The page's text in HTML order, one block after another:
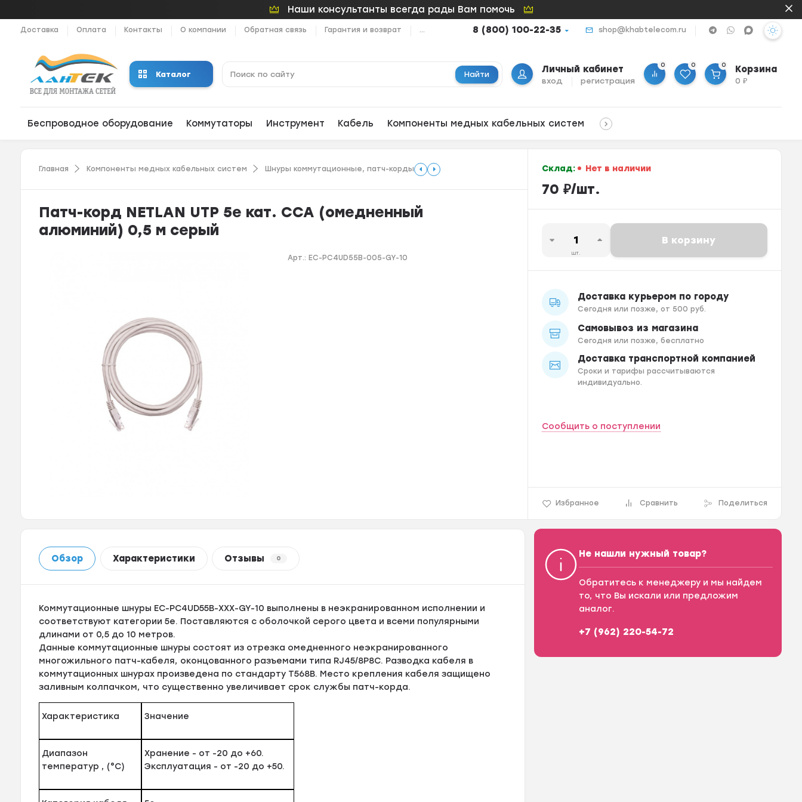
Наши консультанты всегда рады Вам помочь
Доставка Оплата Контакты О компании Обратная связь Гарантия и возврат ... 8 (800) 100-22-35 shop@khabtelecom.ru
Каталог Найти Личный кабинет
вход регистрация
0 0 0 Корзина
0₽
Беспроводное оборудование Коммутаторы Инструмент Кабель Компоненты медных кабельных систем
Главная Компоненты медных кабельных систем Шнуры коммутационные, патч-корды
Патч-корд NETLAN UTP 5e кат. CCA (омедненный
алюминий) 0,5 м серый
Арт.: EC-PC4UD55B-005-GY-10
Склад: Нет в наличии
70 ₽/шт.
шт.
В корзину
Доставка курьером по городу
Сегодня или позже, от 500 руб.
Самовывоз из магазина
Сегодня или позже, бесплатно
Доставка транспортной компанией
Сроки и тарифы рассчитываются
индивидуально.
Избранное Сравнить Поделиться
Сообщить о поступлении
Обзор Характеристики Отзывы 0
Коммутационные шнуры EC-PC4UD55B-XXX-GY-10 выполнены в неэкранированном исполнении и
соответствуют категории 5е. Поставляются с оболочкой серого цвета и всеми популярными
длинами от 0,5 до 10 метров.
Данные коммутационные шнуры состоят из отрезка омедненного неэкранированного
многожильного патч-кабеля, оконцованного разъемами типа RJ45/8P8C. Разводка кабеля в
коммутационных шнурах произведена по стандарту T568B. Место крепления кабеля защищено
заливным колпачком, что существенно увеличивает срок службы патч-корда.
Характеристика Значение
Диапазон
температур , (°C)
Хранение - от -20 до +60.
Эксплуатация - от -20 до +50.
Не нашли нужный товар?
Обратитесь к менеджеру и мы найдем
то, что Вы искали или предложим
аналог.
+7 (962) 220-54-72